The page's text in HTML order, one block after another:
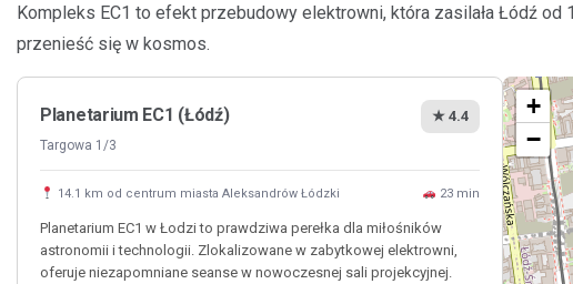
Kompleks EC1 to efekt przebudowy elektrowni, która zasilała Łódź od
przenieść się w kosmos.
Planetarium EC1 (Łódź)
Targowa 1/3
★ 4.4
14.1 km od centrum miasta Aleksandrów Łódzki 23 min
Planetarium EC1 w Łodzi to prawdziwa perełka dla miłośników
astronomii i technologii. Zlokalizowane w zabytkowej elektrowni,
oferuje niezapomniane seanse w nowoczesnej sali projekcyjnej.
+
−